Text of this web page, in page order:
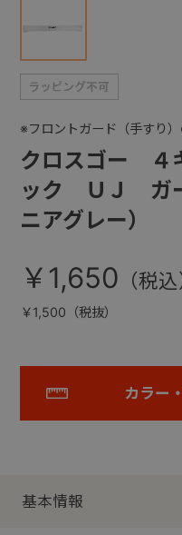
クロスゴー ４
ック ＵＪ ガ
ニアグレー）
※フロントガード（手すり
￥1,650
￥1,500（税抜）
カラー
基本情報